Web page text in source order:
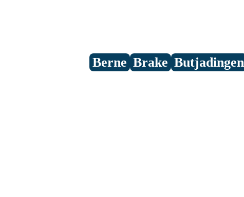
Berne Brake Butjadingen